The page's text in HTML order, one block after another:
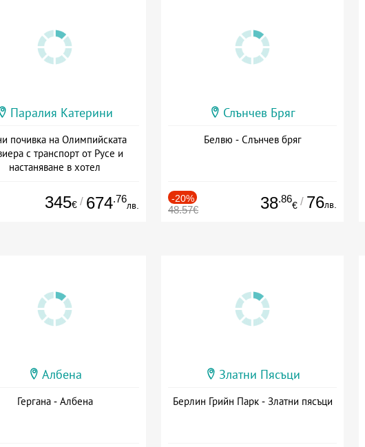
Паралия Катерини
почивка на Олимпийската
с транспорт от Русе и
настаняване в хотел
345€ / 674.76
лв.
Слънчев Бряг
Белвю - Слънчев бряг
-20%
48.57€ 38.86
€ / 76лв.
Албена
Гергана - Албена
Златни Пясъци
Берлин Грийн Парк - Златни пясъци